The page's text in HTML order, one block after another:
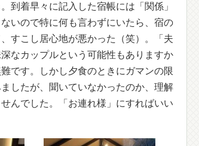
到着早々に記入した宿帳には「関係」
いので特に何も言わずにいたら、宿の
すこし居心地が悪かった（笑）。「夫
なカップルという可能性もありますか
です。しかし夕食のときにガマンの限
したが、聞いていなかったのか、理解
んでした。「お連れ様」にすればいい